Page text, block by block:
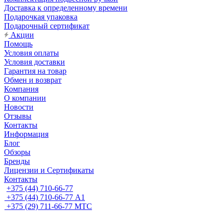
Доставка к определенному времени
Подарочкая упаковка
Подарочный сертификат
Акции
Помощь
Условия оплаты
Условия доставки
Гарантия на товар
Обмен и возврат
Компания
О компании
Новости
Отзывы
Контакты
Информация
Блог
Обзоры
Бренды
Лицензии и Сертификаты
Контакты
+375 (44) 710-66-77
+375 (44) 710-66-77 А1
+375 (29) 711-66-77 МТС